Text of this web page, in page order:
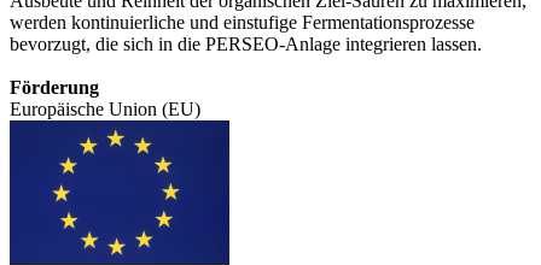
werden kontinuierliche und einstufige Fermentationsprozesse
bevorzugt, die sich in die PERSEO-Anlage integrieren lassen.
Förderung
Europäische Union (EU)